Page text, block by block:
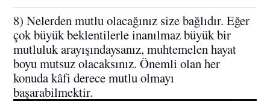
8) Nelerden mutlu olacağınız size bağlıdır. Eğer
çok büyük beklentilerle inanılmaz büyük bir
mutluluk arayışındaysanız, muhtemelen hayat
boyu mutsuz olacaksınız. Önemli olan her
konuda kâfi derece mutlu olmayı
başarabilmektir.